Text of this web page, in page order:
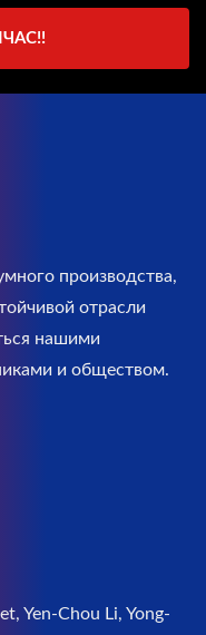
производства,
отрасли
нашими
и обществом.
Yen-Chou Li, Yong-